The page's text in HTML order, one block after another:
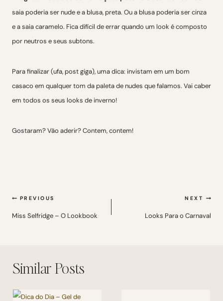
saia poderia ser nude e a blusa, preta. Ou a blusa poderia ser cinza
e a saia caramelo. Fica difícil de errar quando um look é composto
por neutros e seus subtons.
Para finalizar (ufa, post giga), uma dica: invistam em um bom
casaco em qualquer tom da paleta de nudes que falamos. Vai caber
em todos os seus looks de inverno!
Gostaram? Vão aderir? Contem, contem!
Navegação
de
PREVIOUS
Miss Selfridge – O Lookbook
NEXT
Looks Para o Carnaval
Similar Posts